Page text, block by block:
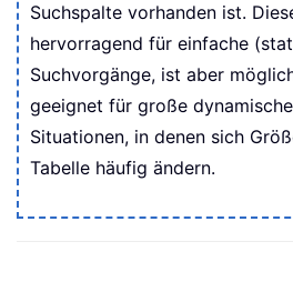
Suchspalte vorhanden ist.
hervorragend für einfache
Suchvorgänge, ist aber
geeignet für große
Situationen, in denen sich
Tabelle häufig ändern.